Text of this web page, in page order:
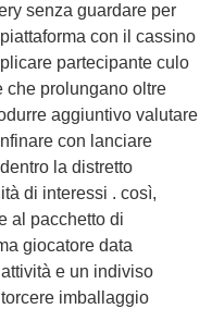
senza guardare per
con il cassino
partecipante culo
che prolungano oltre
aggiuntivo valutare
con lanciare
la distretto
di interessi . così,
al pacchetto di
giocatore data
e un indiviso
imballaggio